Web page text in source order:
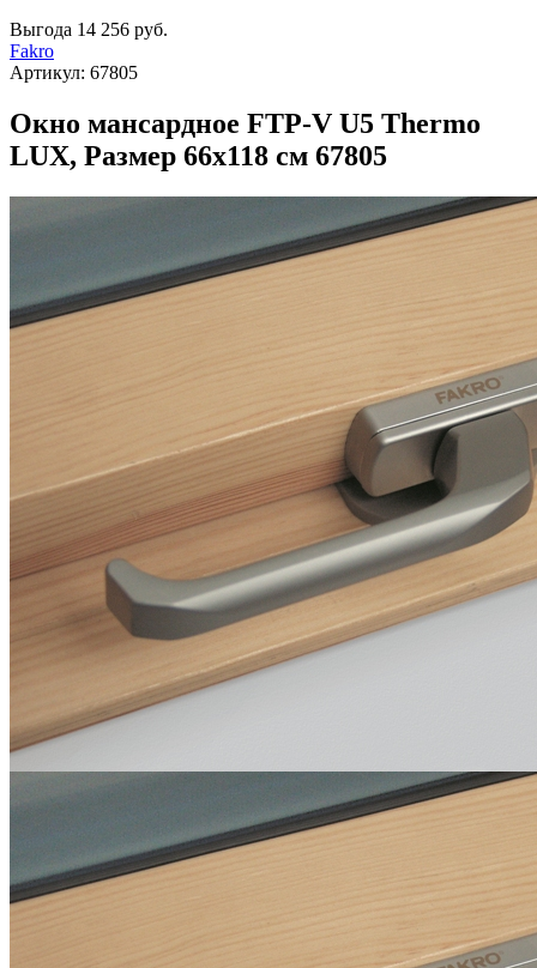
Выгода 14 256 руб.
Fakro
Артикул: 67805
Окно мансардное FTP-V U5 Thermo
LUX, Размер 66х118 см 67805